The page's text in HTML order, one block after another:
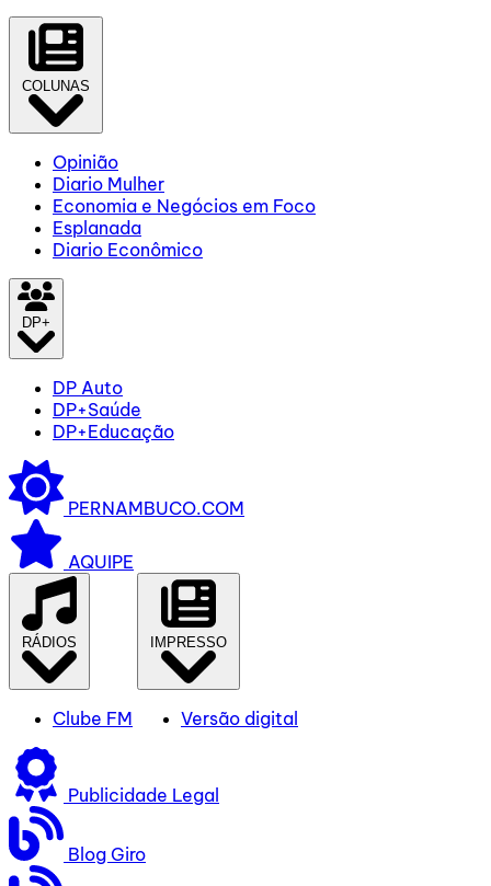
COLUNAS
Opinião
Diario Mulher
Economia e Negócios em Foco
Esplanada
Diario Econômico
DP+
DP Auto
DP+Saúde
DP+Educação
PERNAMBUCO.COM
AQUIPE
RÁDIOS
Clube FM
IMPRESSO
Versão digital
Publicidade Legal
Blog Giro